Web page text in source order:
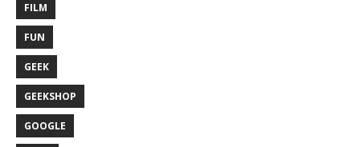
FILM
FUN
GEEK
GEEKSHOP
GOOGLE